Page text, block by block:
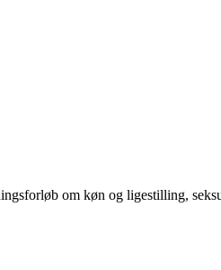
om køn og ligestilling,